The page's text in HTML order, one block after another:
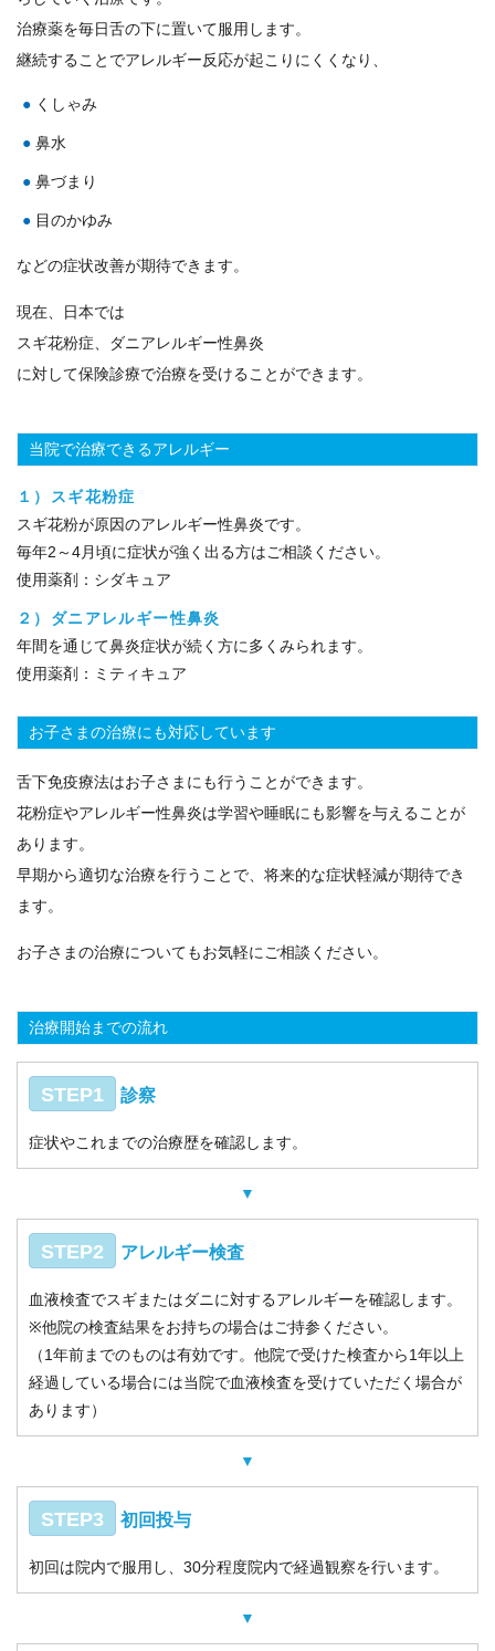
治療薬を毎日舌の下に置いて服用します。
継続することでアレルギー反応が起こりにくくなり、
くしゃみ
鼻水
鼻づまり
目のかゆみ
などの症状改善が期待できます。
現在、日本では
スギ花粉症、ダニアレルギー性鼻炎
に対して保険診療で治療を受けることができます。
当院で治療できるアレルギー
１）スギ花粉症
スギ花粉が原因のアレルギー性鼻炎です。
毎年2～4月頃に症状が強く出る方はご相談ください。
使用薬剤：シダキュア
２）ダニアレルギー性鼻炎
年間を通じて鼻炎症状が続く方に多くみられます。
使用薬剤：ミティキュア
お子さまの治療にも対応しています
舌下免疫療法はお子さまにも行うことができます。
花粉症やアレルギー性鼻炎は学習や睡眠にも影響を与えることが
あります。
早期から適切な治療を行うことで、将来的な症状軽減が期待でき
ます。
お子さまの治療についてもお気軽にご相談ください。
治療開始までの流れ
STEP1 診察
症状やこれまでの治療歴を確認します。
▼
STEP2 アレルギー検査
血液検査でスギまたはダニに対するアレルギーを確認します。
※他院の検査結果をお持ちの場合はご持参ください。
（1年前までのものは有効です。他院で受けた検査から1年以上
経過している場合には当院で血液検査を受けていただく場合が
あります）
▼
STEP3 初回投与
初回は院内で服用し、30分程度院内で経過観察を行います。
▼